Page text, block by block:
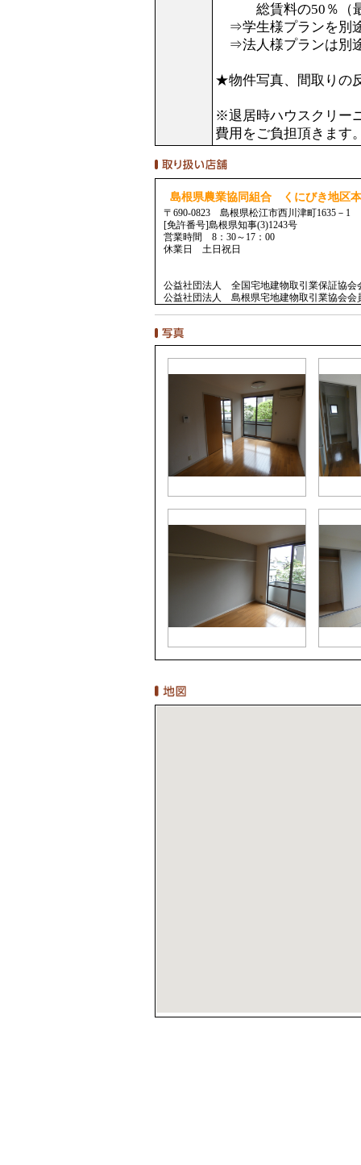
総賃料の50％（最
⇒学生様プランを別
⇒法人様プランは別
★物件写真、間取りの
※退居時ハウスクリー
費用をご負担頂きます
島根県農業協同組合 くにびき地区
〒690-0823 島根県松江市西川津町1635－1
[免許番号]島根県知事(3)1243号
営業時間 8：30～17：00
休業日 土日祝日
公益社団法人 全国宅地建物取引業保証協会
公益社団法人 島根県宅地建物取引業協会会